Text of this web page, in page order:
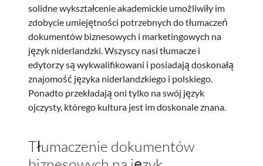
solidne wykształcenie akademickie umożliwiły im
zdobycie umiejętności potrzebnych do tłumaczeń
dokumentów biznesowych i marketingowych na
język niderlandzki. Wszyscy nasi tłumacze i
edytorzy są wykwalifikowani i posiadają doskonałą
znajomość języka niderlandzkiego i polskiego.
Ponadto przekładają oni tylko na swój język
ojczysty, którego kultura jest im doskonale znana.
Tłumaczenie dokumentów